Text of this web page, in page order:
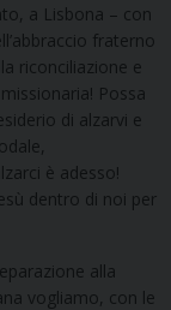
a Lisbona – con
fraterno
riconciliazione e
Possa
di alzarvi e
è adesso!
dentro di noi per
alla
vogliamo, con le